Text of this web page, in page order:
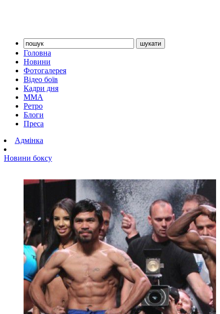
Головна
Новини
Фотогалерея
Відео боїв
Кадри дня
ММА
Ретро
Блоги
Преса
Адмінка
Новини боксу